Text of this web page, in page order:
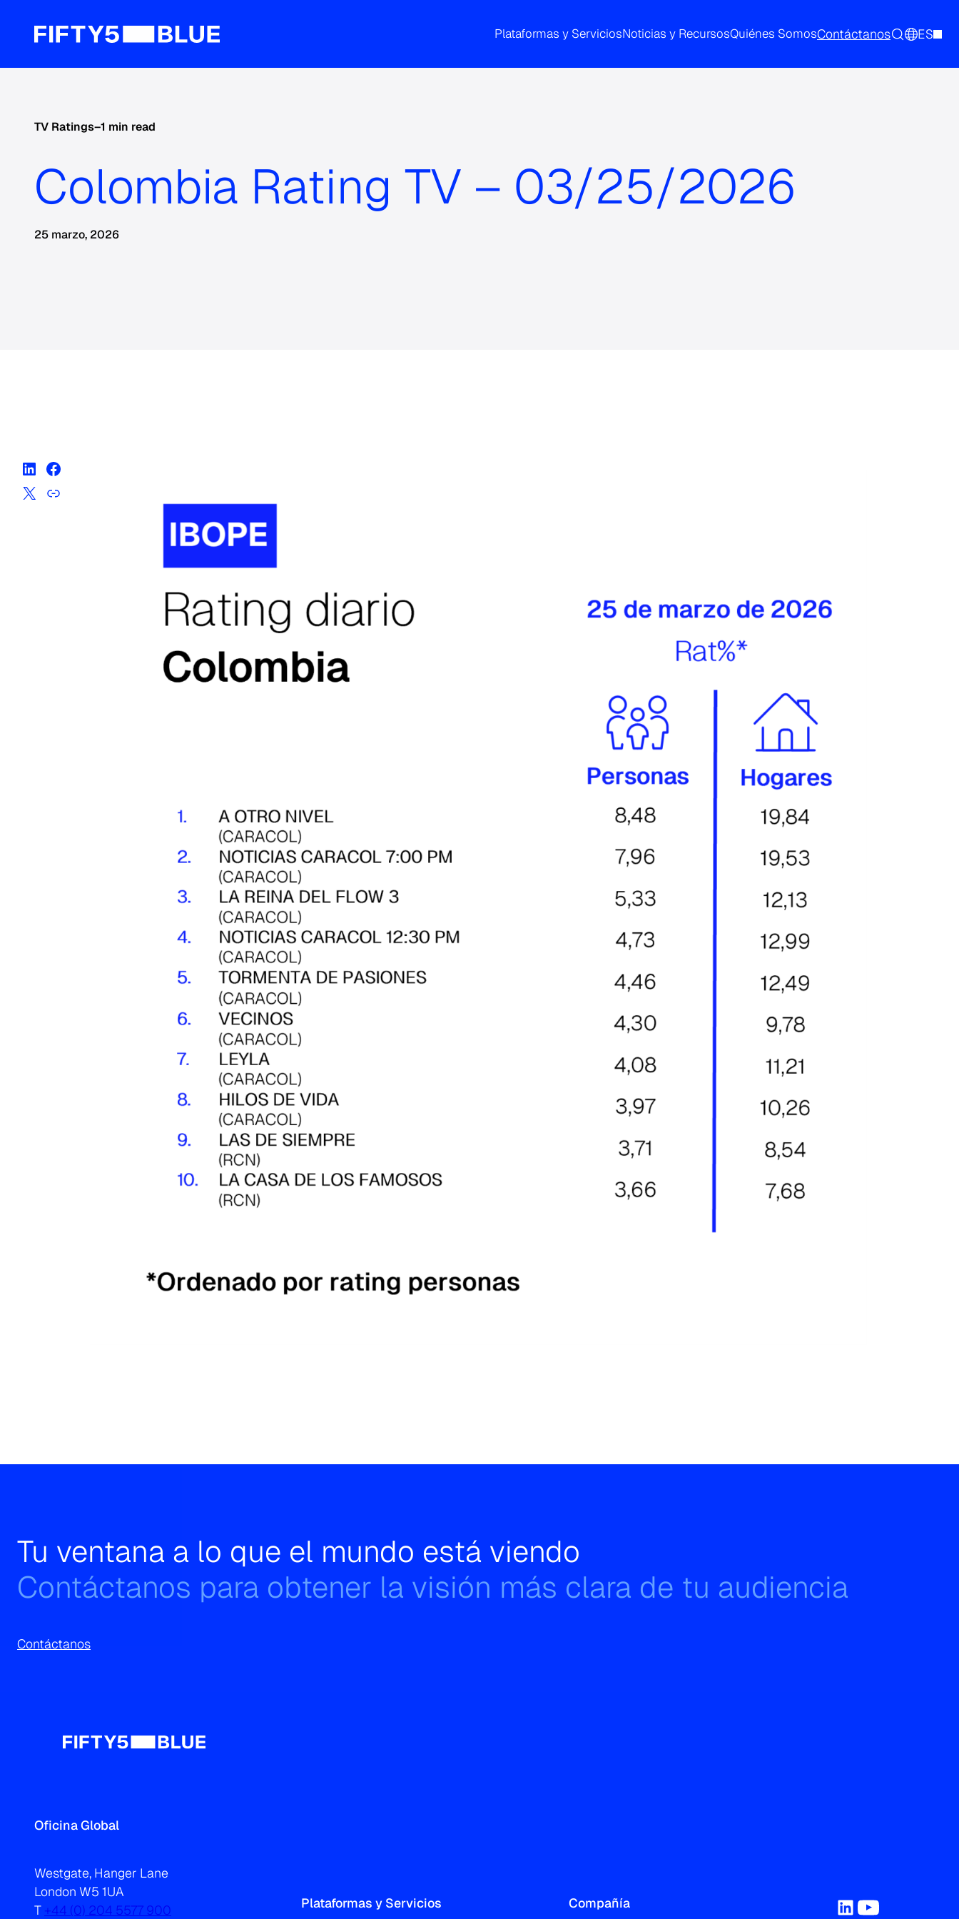
Plataformas y ServiciosNoticias y RecursosQuiénes SomosContáctanos ES
TV Ratings–1 min read
Colombia Rating TV – 03/25/2026
25 marzo, 2026
Tu ventana a lo que el mundo está viendo
Contáctanos para obtener la visión más clara de tu audiencia
Contáctanos
Oficina Global
Westgate, Hanger Lane
London W5 1UA
T +44 (0) 204 5577 900 Plataformas y Servicios Compañía